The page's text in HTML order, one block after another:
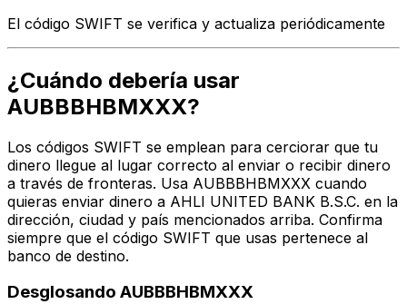
El código SWIFT se verifica y actualiza periódicamente
¿Cuándo debería usar
AUBBBHBMXXX?
Los códigos SWIFT se emplean para cerciorar que tu
dinero llegue al lugar correcto al enviar o recibir dinero
a través de fronteras. Usa AUBBBHBMXXX cuando
quieras enviar dinero a AHLI UNITED BANK B.S.C. en la
dirección, ciudad y país mencionados arriba. Confirma
siempre que el código SWIFT que usas pertenece al
banco de destino.
Desglosando AUBBBHBMXXX